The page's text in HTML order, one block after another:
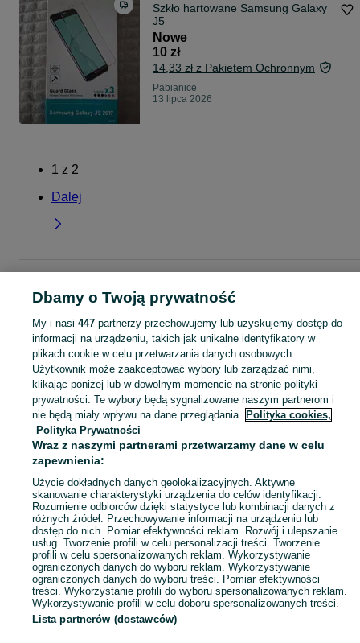
Szkło hartowane Samsung Galaxy
J5
Nowe
10 zł
14,33 zł z Pakietem Ochronnym
Pabianice
13 lipca 2026
1 z 2
Dalej
i szkła ochronne - Łódzkie
Folie i szkła ochronne - Pabianice
KATEGORIA
Zobacz
Mapa kategorii
Mapa miejscowości
Mapa ministron
Popularne wyszukiwania
Dbamy o Twoją prywatność
My i nasi 447partnerzy przechowujemy lub uzyskujemy dostęp do
informacji na urządzeniu, takich jak unikalne identyfikatory w
plikach cookie w celu przetwarzania danych osobowych.
Użytkownik może zaakceptować wybory lub zarządzać nimi,
klikając poniżej lub w dowolnym momencie na stronie polityki
prywatności. Te wybory będą sygnalizowane naszym partnerom i
nie będą miały wpływu na dane przeglądania. Polityka cookies,
Polityka Prywatności
Wraz z naszymi partnerami przetwarzamy dane w celu
zapewnienia:
Użycie dokładnych danych geolokalizacyjnych. Aktywne
skanowanie charakterystyki urządzenia do celów identyfikacji.
Rozumienie odbiorców dzięki statystyce lub kombinacji danych z
różnych źródeł. Przechowywanie informacji na urządzeniu lub
dostęp do nich. Pomiar efektywności reklam. Rozwój i ulepszanie
usług. Tworzenie profili w celu personalizacji treści. Tworzenie
profili w celu spersonalizowanych reklam. Wykorzystywanie
ograniczonych danych do wyboru reklam. Wykorzystywanie
ograniczonych danych do wyboru treści. Pomiar efektywności
treści. Wykorzystanie profili do wyboru spersonalizowanych reklam.
Wykorzystywanie profili w celu doboru spersonalizowanych treści.
Lista partnerów (dostawców)